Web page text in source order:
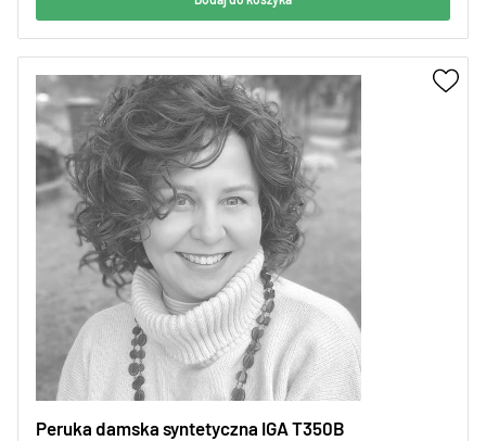
Peruka damska syntetyczna IGA T350B